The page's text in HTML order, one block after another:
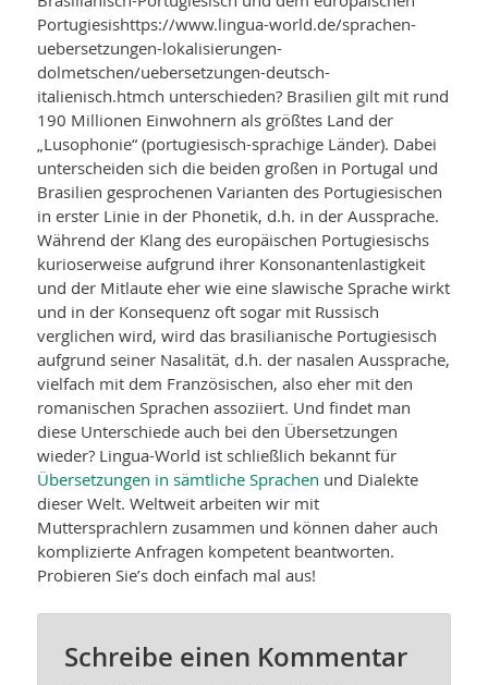
Portugiesishttps://www.lingua-world.de/sprachen-
uebersetzungen-lokalisierungen-
dolmetschen/uebersetzungen-deutsch-
italienisch.htmch unterschieden? Brasilien gilt mit rund
190 Millionen Einwohnern als größtes Land der
„Lusophonie“ (portugiesisch-sprachige Länder). Dabei
unterscheiden sich die beiden großen in Portugal und
Brasilien gesprochenen Varianten des Portugiesischen
in erster Linie in der Phonetik, d.h. in der Aussprache.
Während der Klang des europäischen Portugiesischs
kurioserweise aufgrund ihrer Konsonantenlastigkeit
und der Mitlaute eher wie eine slawische Sprache wirkt
und in der Konsequenz oft sogar mit Russisch
verglichen wird, wird das brasilianische Portugiesisch
aufgrund seiner Nasalität, d.h. der nasalen Aussprache,
vielfach mit dem Französischen, also eher mit den
romanischen Sprachen assoziiert. Und findet man
diese Unterschiede auch bei den Übersetzungen
wieder? Lingua-World ist schließlich bekannt für
Übersetzungen in sämtliche Sprachen und Dialekte
dieser Welt. Weltweit arbeiten wir mit
Muttersprachlern zusammen und können daher auch
komplizierte Anfragen kompetent beantworten.
Probieren Sie’s doch einfach mal aus!
Schreibe einen Kommentar